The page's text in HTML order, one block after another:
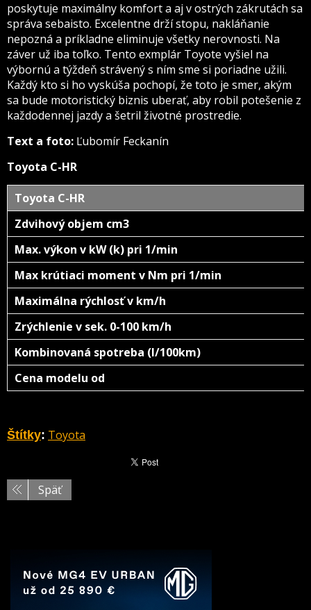
poskytuje maximálny komfort a aj v ostrých zákrutách sa
správa sebaisto. Excelentne drží stopu, nakláňanie
nepozná a príkladne eliminuje všetky nerovnosti. Na
záver už iba toľko. Tento exmplár Toyote vyšiel na
výbornú a týždeň strávený s ním sme si poriadne užili.
Každý kto si ho vyskúša pochopí, že toto je smer, akým
sa bude motoristický biznis uberať, aby robil potešenie z
každodennej jazdy a šetril životné prostredie.
Text a foto: Ľubomír Feckanín
Toyota C-HR
Toyota C-HR
Zdvihový objem cm3
Max. výkon v kW (k) pri 1/min
Max krútiaci moment v Nm pri 1/min
Maximálna rýchlosť v km/h
Zrýchlenie v sek. 0-100 km/h
Kombinovaná spotreba (l/100km)
Cena modelu od
Štítky: Toyota
Späť